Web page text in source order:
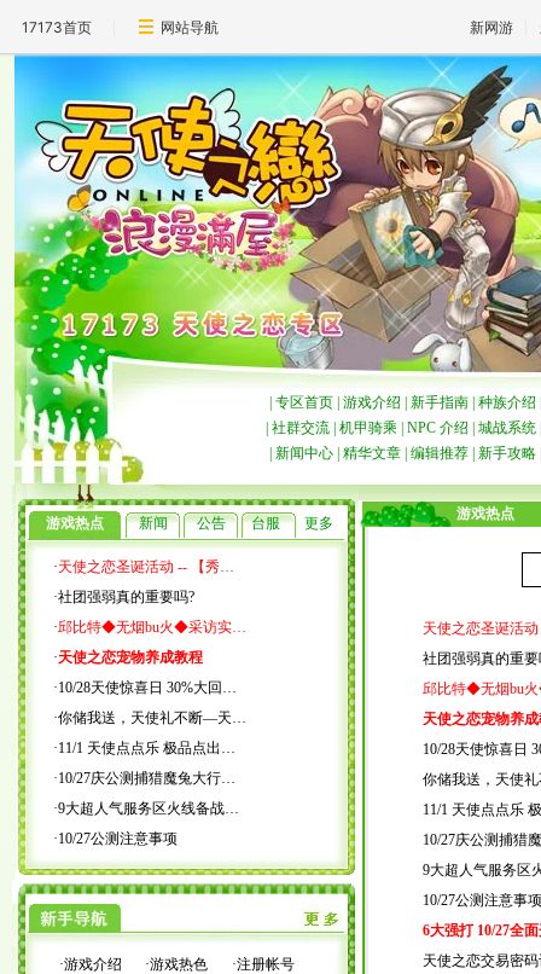
17173首页 网站导航 新网游
|专区首页 |游戏介绍 |新手指南 |种族介绍
|社群交流 |机甲骑乘 |NPC 介绍 |城战系统
|新闻中心 |精华文章 |编辑推荐 |新手攻略
游戏热点 新闻 公告 台服 更多
·天使之恋圣诞活动 -- 【秀…
·社团强弱真的重要吗?
·邱比特◆无烟bu火◆采访实…
·天使之恋宠物养成教程
·10/28天使惊喜日 30%大回…
·你储我送，天使礼不断—天…
·11/1 天使点点乐 极品点出…
·10/27庆公测捕猎魔兔大行…
·9大超人气服务区火线备战…
·10/27公测注意事项
·游戏介绍 ·游戏热色 ·注册帐号
游戏热点
天使之恋圣诞活
社团强弱真的重要
邱比特◆无烟bu
天使之恋宠物养
10/28天使惊喜日
你储我送，天使
11/1 天使点点乐
10/27庆公测捕猎
9大超人气服务区
10/27公测注意事
6大强打 10/27全
天使之恋交易密